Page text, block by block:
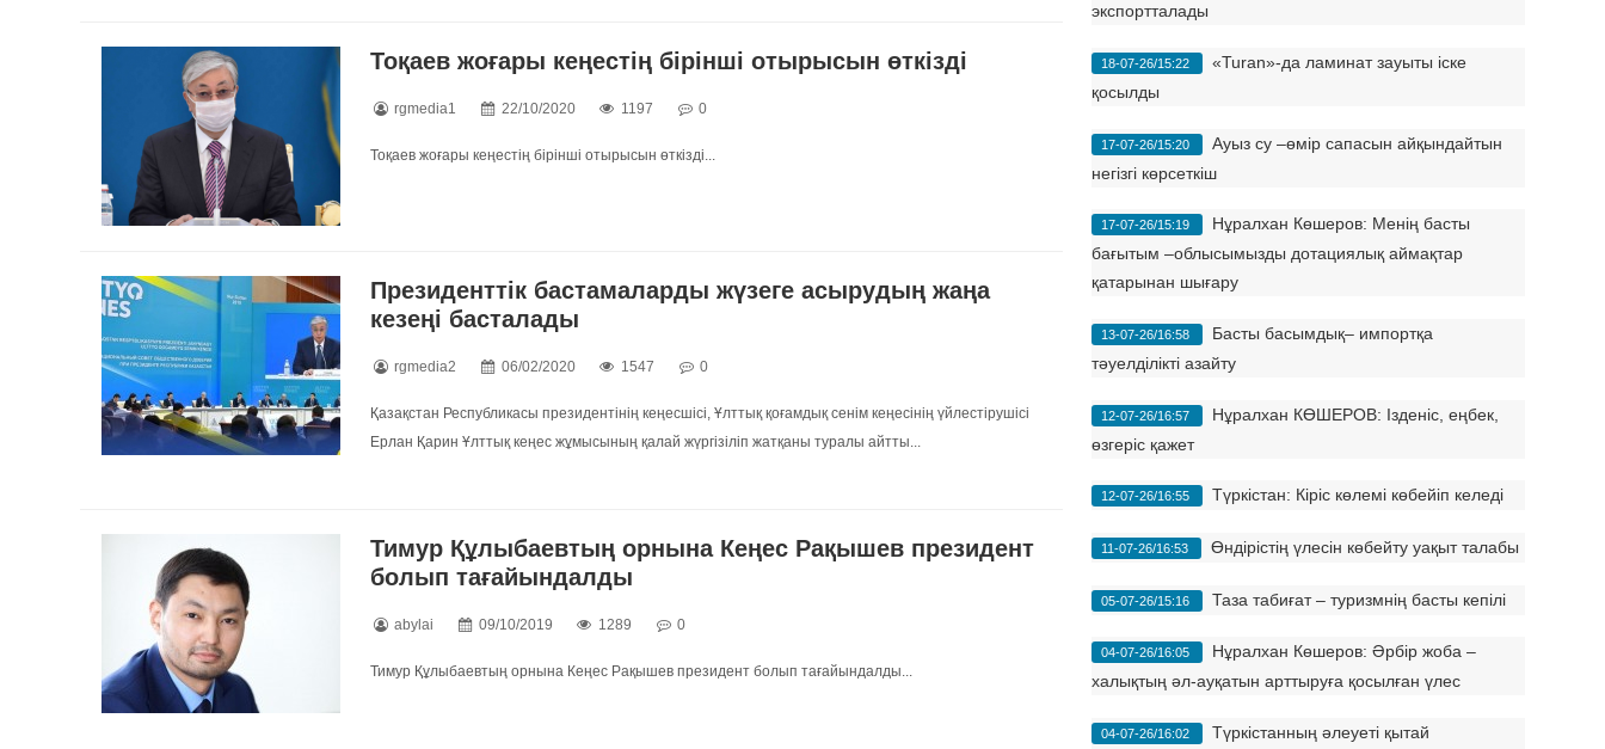
Тоқаев жоғары кеңестің бірінші отырысын өткізді
rgmedia1 22/10/2020 1197 0
Тоқаев жоғары кеңестің бірінші отырысын өткізді...
Президенттік бастамаларды жүзеге асырудың жаңа
кезеңі басталады
rgmedia2 06/02/2020 1547 0
Қазақстан Республикасы президентінің кеңесшісі, Ұлттық қоғамдық сенім кеңесінің үйлестірушісі
Ерлан Қарин Ұлттық кеңес жұмысының қалай жүргізіліп жатқаны туралы айтты...
Тимур Құлыбаевтың орнына Кеңес Рақышев президент
болып тағайындалды
abylai 09/10/2019 1289 0
Тимур Құлыбаевтың орнына Кеңес Рақышев президент болып тағайындалды...
экспортталады
18-07-26/15:22
«Turan»-да ламинат зауыты іске
қосылды
17-07-26/15:20
Ауыз су –өмір сапасын айқындайтын
негізгі көрсеткіш
17-07-26/15:19
Нұралхан Көшеров: Менің басты
бағытым –облысымызды дотациялық аймақтар
қатарынан шығару
13-07-26/16:58
Басты басымдық– импортқа
тәуелділікті азайту
12-07-26/16:57
Нұралхан КӨШЕРОВ: Ізденіс, еңбек,
өзгеріс қажет
12-07-26/16:55 Түркістан: Кіріс көлемі көбейіп келеді
11-07-26/16:53 Өндірістің үлесін көбейту уақыт талабы
05-07-26/15:16 Таза табиғат – туризмнің басты кепілі
04-07-26/16:05
Нұралхан Көшеров: Әрбір жоба –
халықтың әл-ауқатын арттыруға қосылған үлес
04-07-26/16:02
Түркістанның әлеуеті қытай